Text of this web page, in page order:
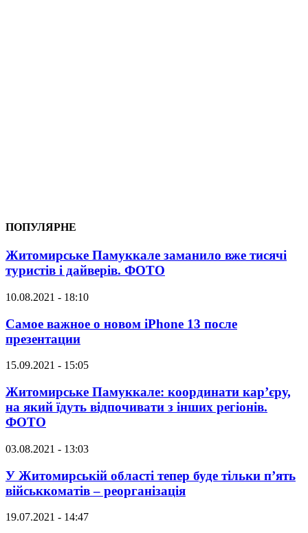
ПОПУЛЯРНЕ
Житомирське Памуккале заманило вже тисячі
туристів і дайверів. ФОТО
10.08.2021 - 18:10
Самое важное о новом iPhone 13 после
презентации
15.09.2021 - 15:05
Житомирське Памуккале: координати кар’єру,
на який їдуть відпочивати з інших регіонів.
ФОТО
03.08.2021 - 13:03
У Житомирській області тепер буде тільки п’ять
військкоматів – реорганізація
19.07.2021 - 14:47